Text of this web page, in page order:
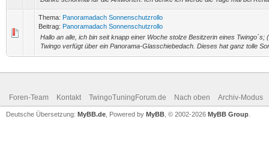
Thema: Panoramadach Sonnenschutzrollo
Beitrag: Panoramadach Sonnenschutzrollo
Hallo an alle, ich bin seit knapp einer Woche stolze Besitzerin eines Twingo´s;
Twingo verfügt über ein Panorama-Glasschiebedach. Dieses hat ganz tolle
Foren-Team Kontakt TwingoTuningForum.de Nach oben Archiv-Modus
Deutsche Übersetzung: MyBB.de , Powered by MyBB , © 2002-2026 MyBB Group